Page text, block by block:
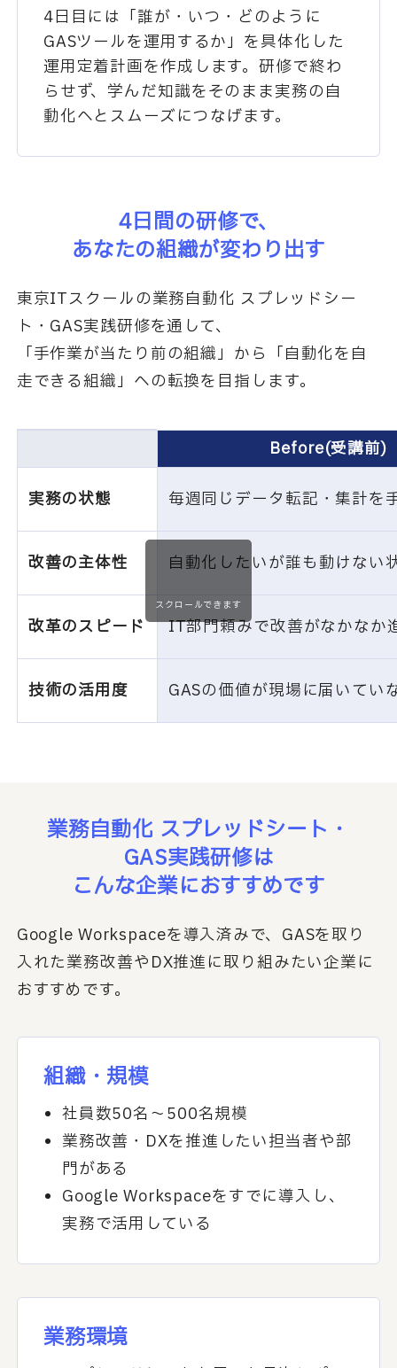
4日目には「誰が・いつ・どのように
GASツールを運用するか」を具体化した
運用定着計画を作成します。研修で終わ
らせず、学んだ知識をそのまま実務の自
動化へとスムーズにつなげます。
4日間の研修で、
あなたの組織が変わり出す
東京ITスクールの業務自動化 スプレッドシー
ト・GAS実践研修を通して、
「手作業が当たり前の組織」から「自動化を自
走できる組織」への転換を目指します。
Before(受講前)
実務の状態 毎週同じデータ転記・集計を
改善の主体性 自動化したいが誰も動けない
改革のスピード IT部門頼みで改善がなかなか
技術の活用度 GASの価値が現場に届いてい
スクロールできます
業務自動化 スプレッドシート・
GAS実践研修は
こんな企業におすすめです
Google Workspaceを導入済みで、GASを取り
入れた業務改善やDX推進に取り組みたい企業に
おすすめです。
組織・規模
社員数50名〜500名規模
業務改善・DXを推進したい担当者や部
門がある
Google Workspaceをすでに導入し、
実務で活用している
業務環境